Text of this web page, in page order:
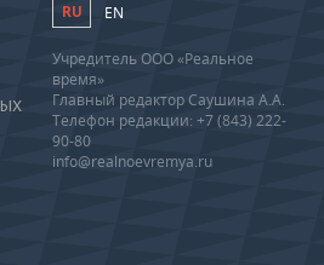
RU EN
Учредитель ООО «Реальное
время»
Главный редактор Саушина А.А.
Телефон редакции: +7 (843) 222-
90-80
info@realnoevremya.ru